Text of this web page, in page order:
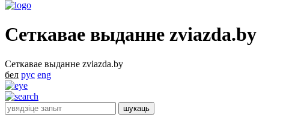
Сеткавае выданне zviazda.by
Сеткавае выданне zviazda.by
бел рус eng